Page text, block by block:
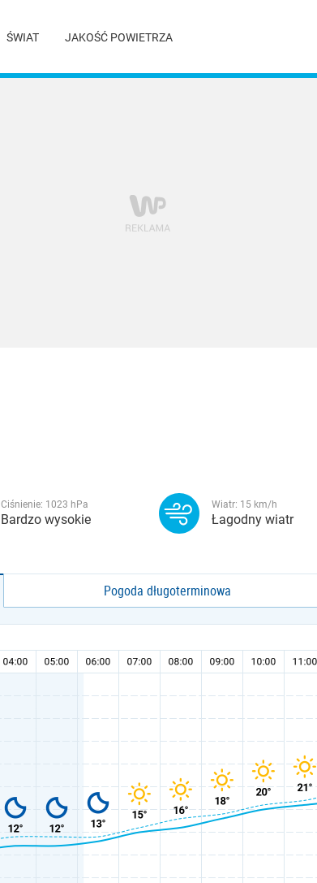
ŚWIAT JAKOŚĆ POWIETRZA
Ciśnienie: 1023 hPa
Bardzo wysokie
Wiatr: 15 km/h
Łagodny wiatr
Pogoda długoterminowa